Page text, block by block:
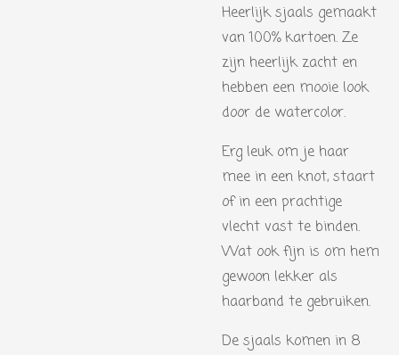
Heerlijk sjaals gemaakt
van 100% kartoen. Ze
zijn heerlijk zacht en
hebben een mooie look
door de watercolor.
Erg leuk om je haar
mee in een knot, staart
of in een prachtige
vlecht vast te binden.
Wat ook fijn is om hem
gewoon lekker als
haarband te gebruiken.
De sjaals komen in 8